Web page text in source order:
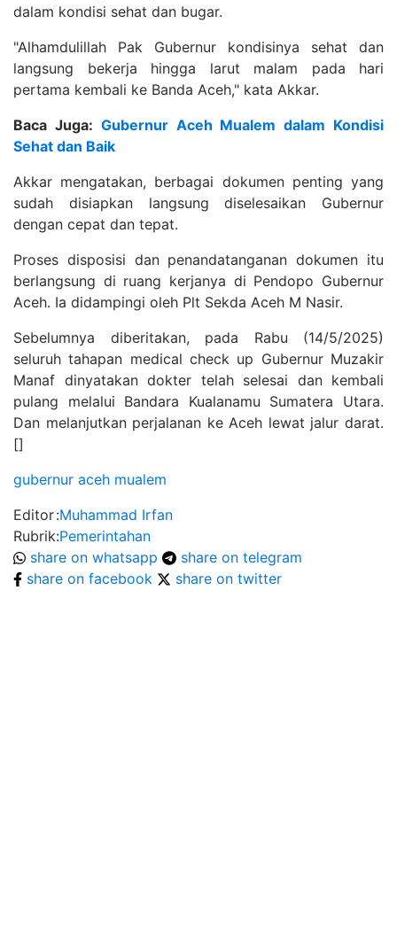
dalam kondisi sehat dan bugar.
"Alhamdulillah Pak Gubernur kondisinya sehat dan
langsung bekerja hingga larut malam pada hari
pertama kembali ke Banda Aceh," kata Akkar.
Baca Juga: Gubernur Aceh Mualem dalam Kondisi
Sehat dan Baik
Akkar mengatakan, berbagai dokumen penting yang
sudah disiapkan langsung diselesaikan Gubernur
dengan cepat dan tepat.
Proses disposisi dan penandatanganan dokumen itu
berlangsung di ruang kerjanya di Pendopo Gubernur
Aceh. Ia didampingi oleh Plt Sekda Aceh M Nasir.
Sebelumnya diberitakan, pada Rabu (14/5/2025)
seluruh tahapan medical check up Gubernur Muzakir
Manaf dinyatakan dokter telah selesai dan kembali
pulang melalui Bandara Kualanamu Sumatera Utara.
Dan melanjutkan perjalanan ke Aceh lewat jalur darat.
[]
gubernur aceh mualem
Editor:Muhammad Irfan
Rubrik:Pemerintahan
share on whatsapp
share on telegram
share on facebook
share on twitter